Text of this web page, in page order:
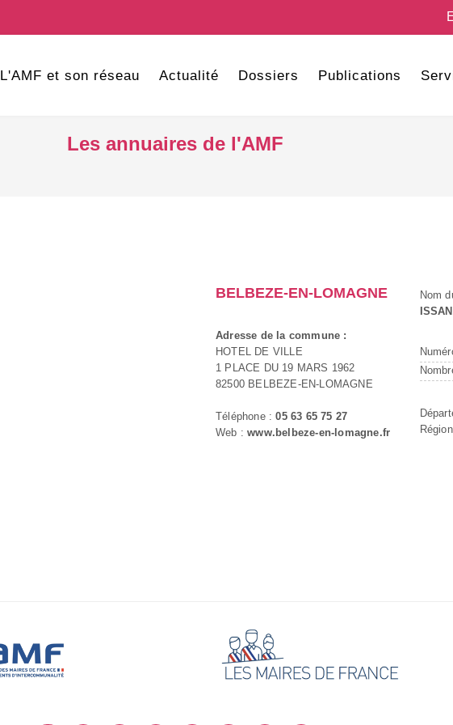
L'AMF et son réseau Actualité Dossiers Publications
Les annuaires de l'AMF
BELBEZE-EN-LOMAGNE
Adresse de la commune :
HOTEL DE VILLE
1 PLACE DU 19 MARS 1962
82500 BELBEZE-EN-LOMAGNE
Téléphone :05 63 65 75 27
Web :www.belbeze-en-lomagne.fr
Nom